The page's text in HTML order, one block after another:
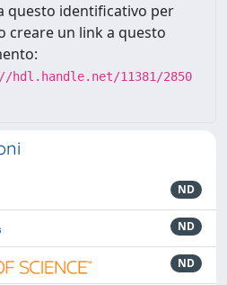
questo identificativo per
creare un link a questo
hdl.handle.net/11381/2850
ND
ND
ND